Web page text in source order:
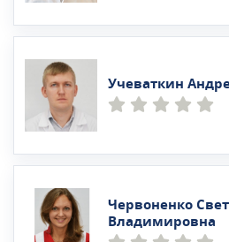
Учеваткин
Червоненко
Владимировна